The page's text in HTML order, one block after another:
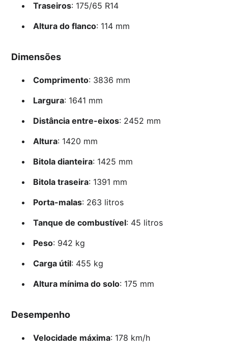
Traseiros: 175/65 R14
Altura do flanco: 114 mm
Dimensões
Comprimento: 3836 mm
Largura: 1641 mm
Distância entre-eixos: 2452 mm
Altura: 1420 mm
Bitola dianteira: 1425 mm
Bitola traseira: 1391 mm
Porta-malas: 263 litros
Tanque de combustível: 45 litros
Peso: 942 kg
Carga útil: 455 kg
Altura mínima do solo: 175 mm
Desempenho
Velocidade máxima: 178 km/h